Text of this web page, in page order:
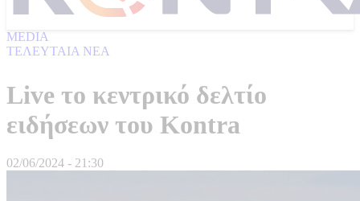
MEDIA
ΤΕΛΕΥΤΑΙΑ ΝΕΑ
Live το κεντρικό δελτίο
ειδήσεων του Kontra
02/06/2024 - 21:30